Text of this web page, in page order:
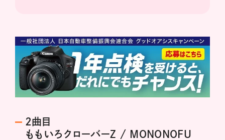
2曲目
ももいろクローバーZ / MONONOFU